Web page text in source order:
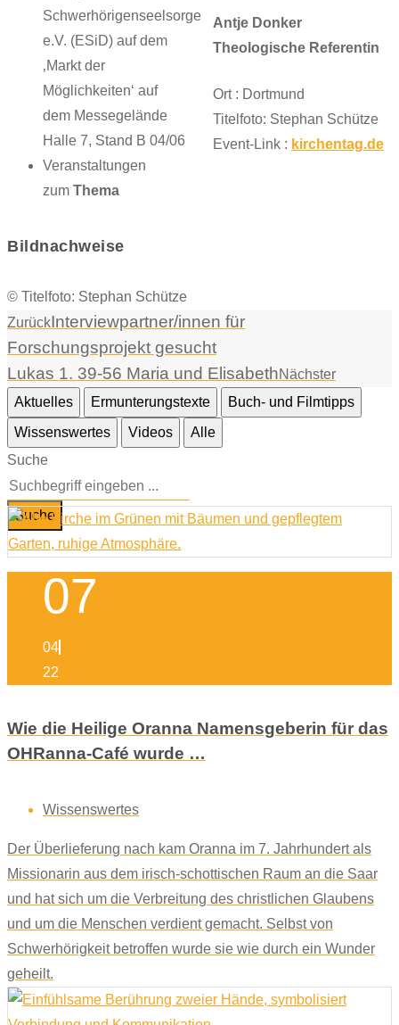
Schwerhörigenseelsorge
e.V. (ESiD) auf dem
‚Markt der
Möglichkeiten‘ auf
dem Messegelände
Halle 7, Stand B 04/06
Veranstaltungen
zum Thema
Antje Donker
Theologische Referentin
Ort : Dortmund
Titelfoto: Stephan Schütze
Event-Link : kirchentag.de
Bildnachweise
© Titelfoto: Stephan Schütze
ZurückInterviewpartner/innen für
Forschungsprojekt gesucht
Lukas 1. 39-56 Maria und ElisabethNächster
Aktuelles
Ermunterungstexte
Buch- und Filmtipps
Wissenswertes
Videos
Alle
Suche
Suche
07
04
22
Wie die Heilige Oranna Namensgeberin für das
OHRanna-Café wurde …
Wissenswertes
Der Überlieferung nach kam Oranna im 7. Jahrhundert als
Missionarin aus dem irisch-schottischen Raum an die Saar
und hat sich um die Verbreitung des christlichen Glaubens
und um die Menschen verdient gemacht. Selbst von
Schwerhörigkeit betroffen wurde sie wie durch ein Wunder
geheilt.